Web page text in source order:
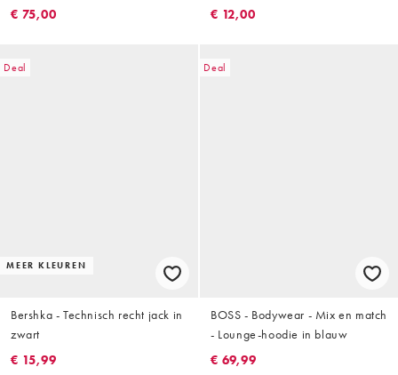
€ 75,00
€ 12,00
Deal
MEER KLEUREN
Bershka - Technisch recht jack in
zwart
€ 15,99
Deal
BOSS - Bodywear - Mix en match
- Lounge-hoodie in blauw
€ 69,99